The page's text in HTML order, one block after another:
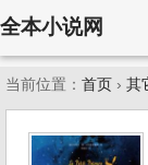
全本小说网
当前位置： 首页 › 其